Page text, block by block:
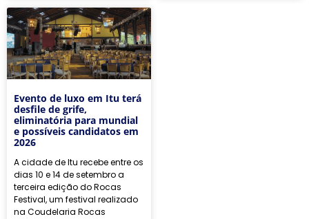
Evento de luxo em Itu terá
desfile de grife,
eliminatória para mundial
e possíveis candidatos em
2026
A cidade de Itu recebe entre os
dias 10 e 14 de setembro a
terceira edição do Rocas
Festival, um festival realizado
na Coudelaria Rocas